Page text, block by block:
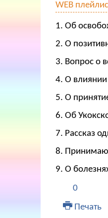
WEB
1. Об
2. О
3. Вопрос о
4. О влиянии
5. О
6. Об
7. Рассказ
8. Принимаю
9. О
0
Печать